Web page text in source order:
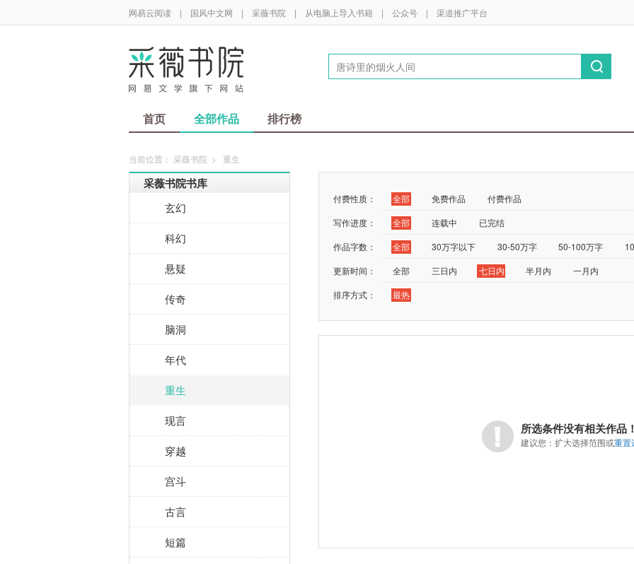
网易云阅读 | 国风中文网 | 采薇书院 | 从电脑上导入书籍 | 公众号 | 渠道推广平台
首页 全部作品 排行榜
当前位置： 采薇书院 > 重生
采薇书院书库
玄幻
科幻
悬疑
传奇
脑洞
年代
重生
现言
穿越
宫斗
古言
短篇
付费性质： 全部 免费作品
付费作品
写作进度：
全部 连载中
已完结
作品字数：
全部 30万字以下 30-50万字 50-100万字
更新时间：
全部 三日内 七日内 半月内
一月内
排序方式：
最热
所选条件没有相关作品！
建议您：扩大选择范围或重置